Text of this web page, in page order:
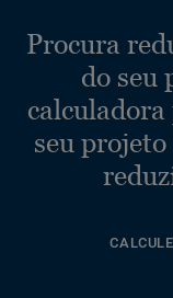
Procura
do seu
calculadora
seu projeto